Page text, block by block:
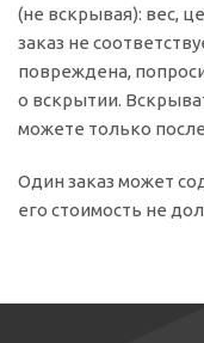
(не вскрывая): вес,
заказ не
повреждена,
о вскрытии.
можете только
Один заказ может
его стоимость не